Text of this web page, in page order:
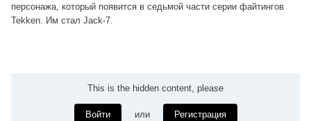
персонажа, который появится в седьмой части серии файтингов
Tekken. Им стал Jack-7.
This is the hidden content, please
Войти или Регистрация